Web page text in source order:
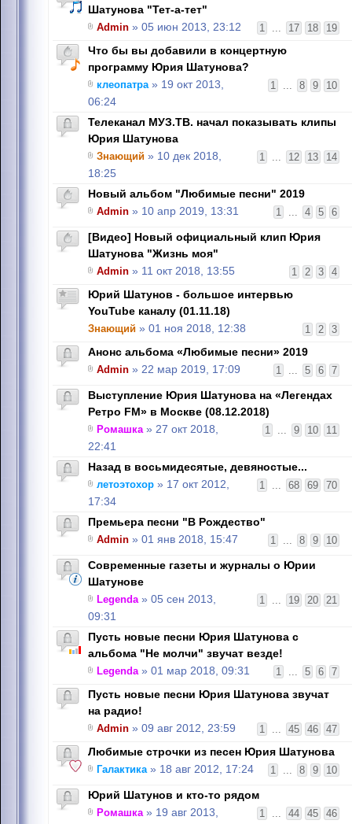
Шатунова "Тет-а-тет"
1 ... 17 18 19
Admin » 05 июн 2013, 23:12
Что бы вы добавили в концертную
программу Юрия Шатунова?
1 ... 8 9 10
клеопатра» 19 окт 2013,
06:24
Телеканал МУЗ.ТВ. начал показывать клипы
Юрия Шатунова
1 ... 12 13 14
Знающий » 10 дек 2018,
18:25
Новый альбом "Любимые песни" 2019
1 ... 4 5 6
Admin » 10 апр 2019, 13:31
[Видео] Новый официальный клип Юрия
Шатунова "Жизнь моя"
1 2 3 4
Admin » 11 окт 2018, 13:55
Юрий Шатунов - большое интервью
YouTube каналу (01.11.18)
1 2 3
Знающий » 01 ноя 2018, 12:38
Анонс альбома «Любимые песни» 2019
1 ... 5 6 7
Admin » 22 мар 2019, 17:09
Выступление Юрия Шатунова на «Легендах
Ретро FM» в Москве (08.12.2018)
1 ... 9 10 11
Ромашка» 27 окт 2018,
22:41
Назад в восьмидесятые, девяностые...
1 ... 68 69 70
летоэтохор » 17 окт 2012,
17:34
Премьера песни "В Рождество"
1 ... 8 9 10
Admin » 01 янв 2018, 15:47
Современные газеты и журналы о Юрии
Шатунове
1 ... 19 20 21
Legenda» 05 сен 2013,
09:31
Пусть новые песни Юрия Шатунова с
альбома "Не молчи" звучат везде!
1 ... 5 6 7
Legenda» 01 мар 2018, 09:31
Пусть новые песни Юрия Шатунова звучат
на радио!
1 ... 45 46 47
Admin » 09 авг 2012, 23:59
Любимые строчки из песен Юрия Шатунова
1 ... 8 9 10
Галактика» 18 авг 2012, 17:24
Юрий Шатунов и кто-то рядом
1 ... 44 45 46
Ромашка» 19 авг 2013,